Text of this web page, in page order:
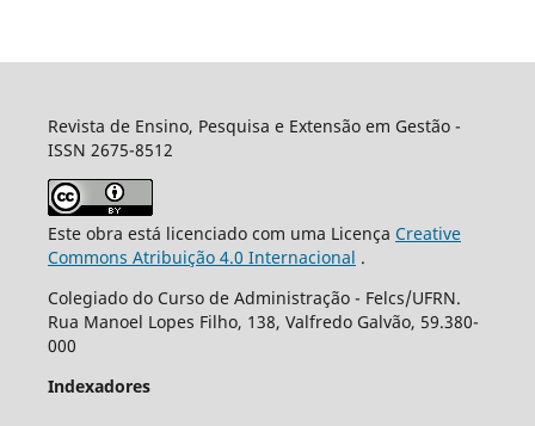
Revista de Ensino, Pesquisa e Extensão em Gestão -
ISSN 2675-8512
Este obra está licenciado com uma Licença Creative
Commons Atribuição 4.0 Internacional .
Colegiado do Curso de Administração - Felcs/UFRN.
Rua Manoel Lopes Filho, 138, Valfredo Galvão, 59.380-
000
Indexadores